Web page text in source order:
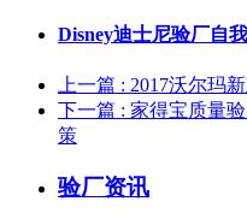
Disney迪士尼验厂自
上一篇 : 2017沃尔玛
下一篇 : 家得宝质量
策
验厂资讯